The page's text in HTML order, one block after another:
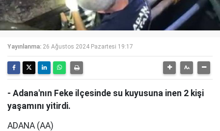
Yayınlanma: 26 Ağustos 2024 Pazartesi 19:17
- Adana'nın Feke ilçesinde su kuyusuna inen 2 kişi
yaşamını yitirdi.
ADANA (AA)